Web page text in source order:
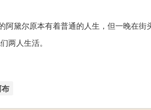
阿黛尔原本有着普通的人生，但一晚在街
两人生活。